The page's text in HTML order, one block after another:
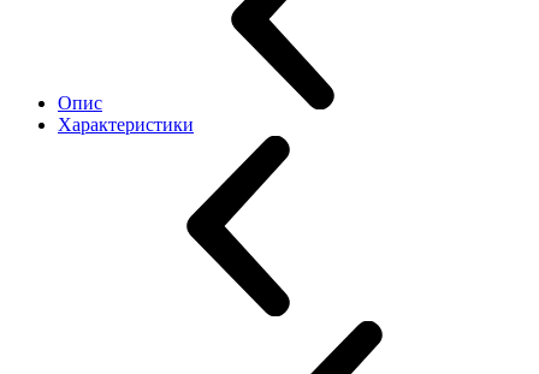
Опис
Характеристики